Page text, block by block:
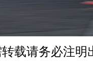
载请务必注明